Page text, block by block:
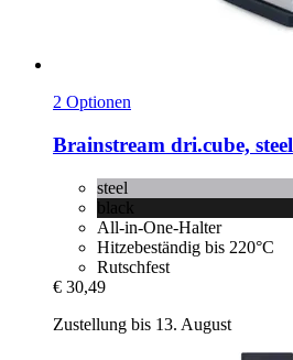
2 Optionen
Brainstream dri.cube, steel
steel
black
All-in-One-Halter
Hitzebeständig bis 220°C
Rutschfest
€ 30,49
Zustellung bis 13. August